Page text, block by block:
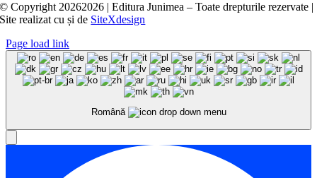
© Copyright 20262026 | Editura Junimea – Toate drepturile rezervate |
Site realizat cușide SiteXdesign
Page load link
Română